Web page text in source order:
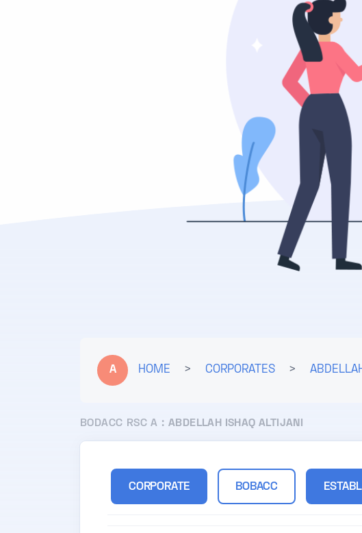
A HOME > CORPORATES >
BODACC RSC A : ABDELLAH ISHAQ ALTIJANI
CORPORATE BOBACC